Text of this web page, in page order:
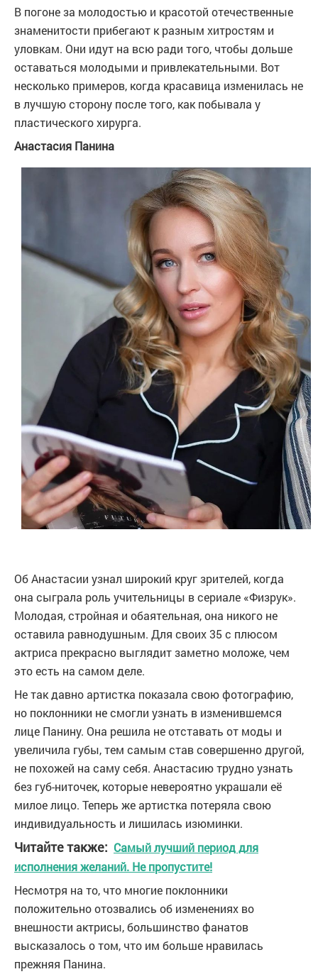
В погоне за молодостью и красотой отечественные
знаменитости прибегают к разным хитростям и
уловкам. Они идут на всю ради того, чтобы дольше
оставаться молодыми и привлекательными. Вот
несколько примеров, когда красавица изменилась не
в лучшую сторону после того, как побывала у
пластического хирурга.
Анастасия Панина
Об Анастасии узнал широкий круг зрителей, когда
она сыграла роль учительницы в сериале «Физрук».
Молодая, стройная и обаятельная, она никого не
оставила равнодушным. Для своих 35 с плюсом
актриса прекрасно выглядит заметно моложе, чем
это есть на самом деле.
Не так давно артистка показала свою фотографию,
но поклонники не смогли узнать в изменившемся
лице Панину. Она решила не отставать от моды и
увеличила губы, тем самым став совершенно другой,
не похожей на саму себя. Анастасию трудно узнать
без губ-ниточек, которые невероятно украшали её
милое лицо. Теперь же артистка потеряла свою
индивидуальность и лишилась изюминки.
Читайте также: Самый лучший период для
исполнения желаний. Не пропустите!
Несмотря на то, что многие поклонники
положительно отозвались об изменениях во
внешности актрисы, большинство фанатов
высказалось о том, что им больше нравилась
прежняя Панина.